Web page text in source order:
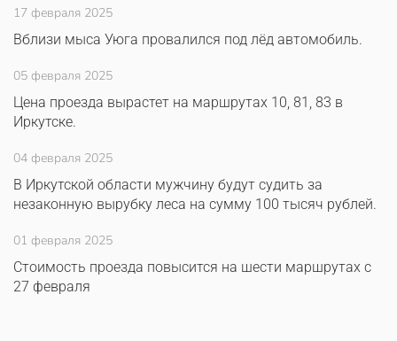
17 февраля 2025
Вблизи мыса Уюга провалился под лёд автомобиль.
05 февраля 2025
Цена проезда вырастет на маршрутах 10, 81, 83 в
Иркутске.
04 февраля 2025
В Иркутской области мужчину будут судить за
незаконную вырубку леса на сумму 100 тысяч рублей.
01 февраля 2025
Стоимость проезда повысится на шести маршрутах с
27 февраля